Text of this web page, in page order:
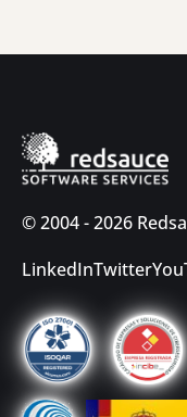
© 2004 - 2026
LinkedInTwitter